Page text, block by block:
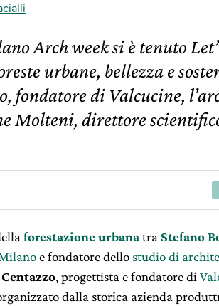
Arch week si è tenuto
urbane, bellezza e
fondatore di Valcucine,
Molteni, direttore
forestazione urbanatra Stefano
e fondatore dello studio di
, progettista e fondatore di
dalla storica azienda